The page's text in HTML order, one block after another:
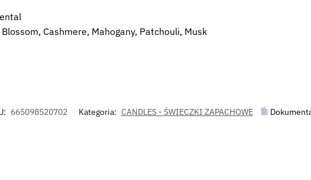
Cashmere, Mahogany, Patchouli, Musk
665098520702 Kategoria: CANDLES - ŚWIECZKI ZAPACHOWE